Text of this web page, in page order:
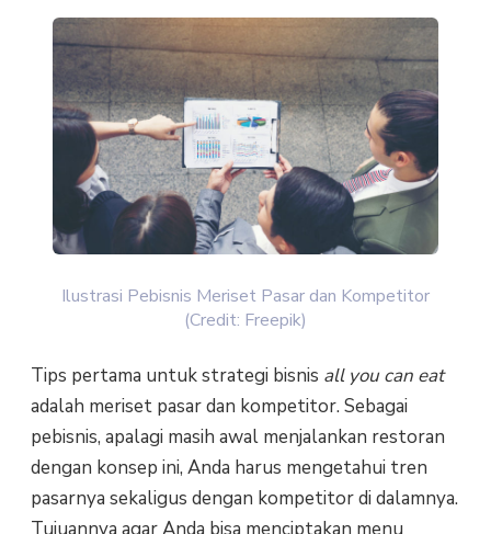
Ilustrasi Pebisnis Meriset Pasar dan Kompetitor
(Credit: Freepik)
Tips pertama untuk strategi bisnis all you can eat
adalah meriset pasar dan kompetitor. Sebagai
pebisnis, apalagi masih awal menjalankan restoran
dengan konsep ini, Anda harus mengetahui tren
pasarnya sekaligus dengan kompetitor di dalamnya.